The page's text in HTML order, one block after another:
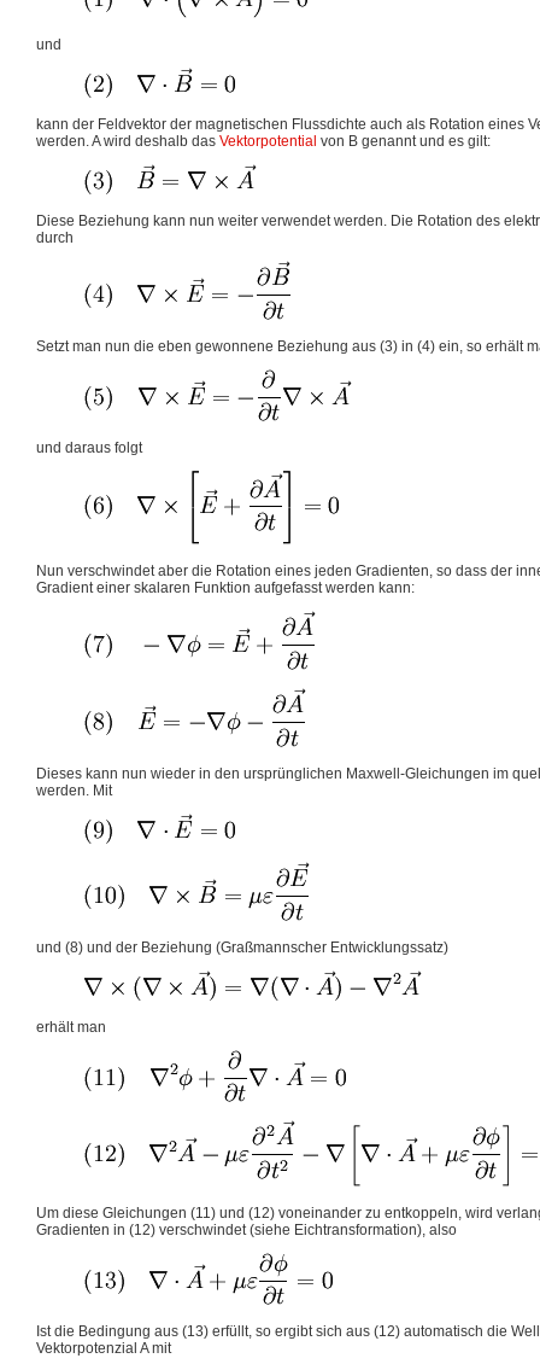
und
kann der Feldvektor der magnetischen Flussdichte auch als Rotation eines
werden. A wird deshalb das Vektorpotential von B genannt und es gilt:
Diese Beziehung kann nun weiter verwendet werden. Die Rotation des
durch
Setzt man nun die eben gewonnene Beziehung aus (3) in (4) ein, so erhält
und daraus folgt
Nun verschwindet aber die Rotation eines jeden Gradienten, so dass der
Gradient einer skalaren Funktion aufgefasst werden kann:
Dieses kann nun wieder in den ursprünglichen Maxwell-Gleichungen im
werden. Mit
und (8) und der Beziehung (Graßmannscher Entwicklungssatz)
erhält man
Um diese Gleichungen (11) und (12) voneinander zu entkoppeln, wird
Gradienten in (12) verschwindet (siehe Eichtransformation), also
Ist die Bedingung aus (13) erfüllt, so ergibt sich aus (12) automatisch die
Vektorpotenzial A mit